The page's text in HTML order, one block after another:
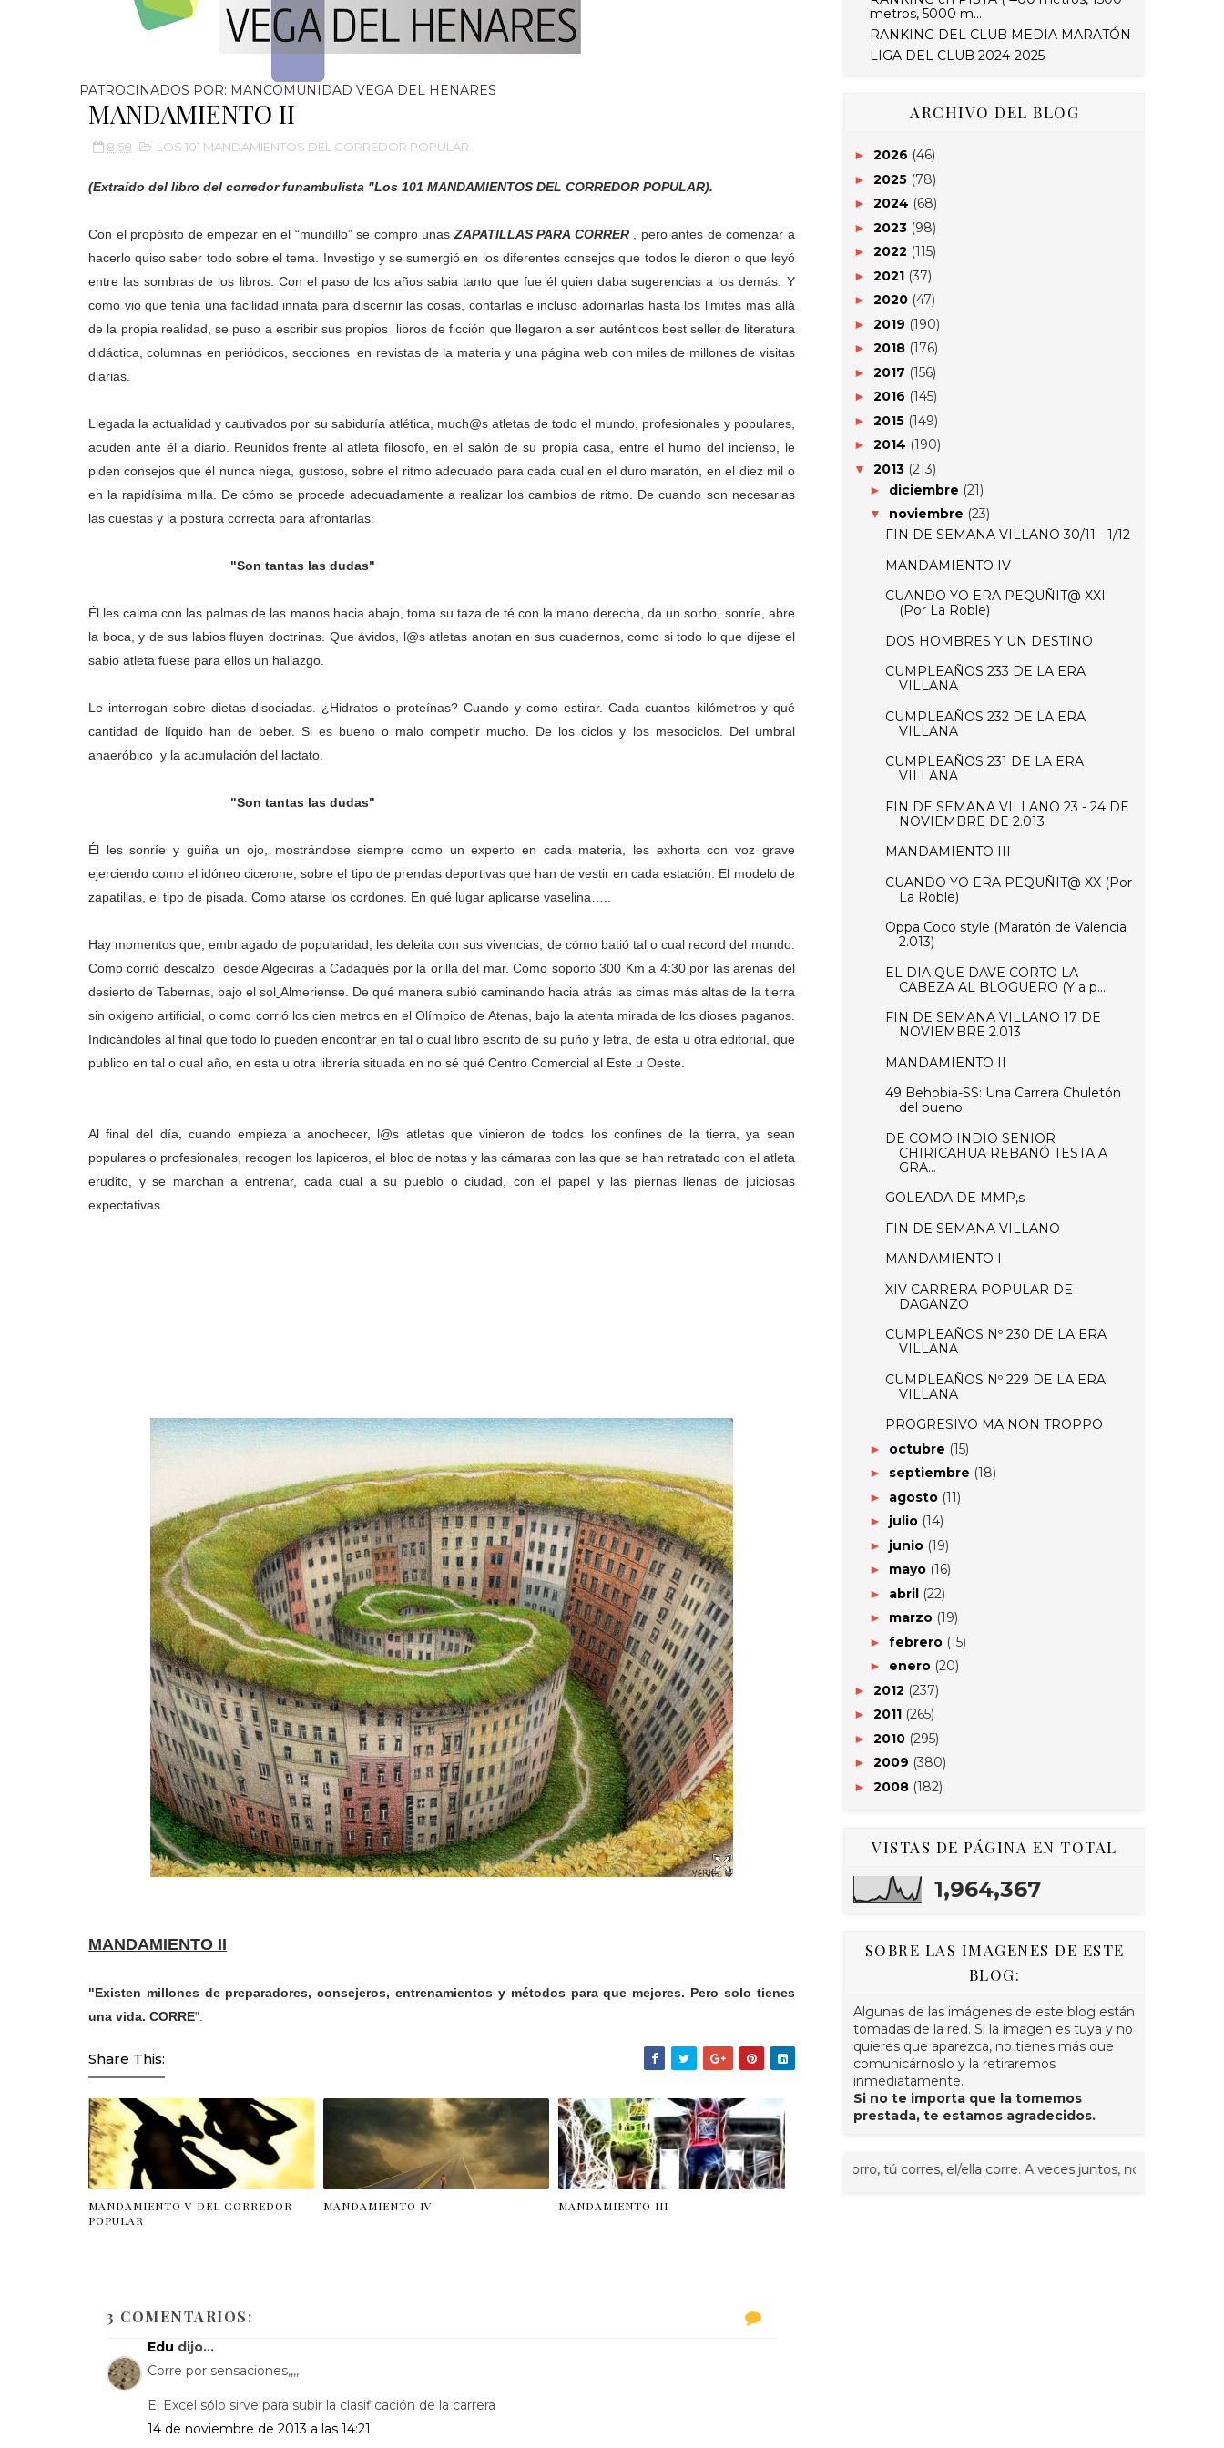
PATROCINADOS POR: MANCOMUNIDAD VEGA DEL HENARES
MANDAMIENTO II
8:58 LOS 101 MANDAMIENTOS DEL CORREDOR POPULAR
(Extraído del libro del corredor funambulista "Los 101 MANDAMIENTOS DEL CORREDOR POPULAR).
Con el propósito de empezar en el “mundillo” se compro unas ZAPATILLAS PARA CORRER, pero antes de comenzar a
hacerlo quiso saber todo sobre el tema. Investigo y se sumergió en los diferentes consejos que todos le dieron o que leyó
entre las sombras de los libros. Con el paso de los años sabia tanto que fue él quien daba sugerencias a los demás. Y
como vio que tenía una facilidad innata para discernir las cosas, contarlas e incluso adornarlas hasta los limites más allá
de la propia realidad, se puso a escribir sus propios libros de ficción que llegaron a ser auténticos best seller de literatura
didáctica, columnas en periódicos, secciones en revistas de la materia y una página web con miles de millones de visitas
diarias.
Llegada la actualidad y cautivados por su sabiduría atlética, much@s atletas de todo el mundo, profesionales y populares,
acuden ante él a diario. Reunidos frente al atleta filosofo, en el salón de su propia casa, entre el humo del incienso, le
piden consejos que él nunca niega, gustoso, sobre el ritmo adecuado para cada cual en el duro maratón, en el diez mil o
en la rapidísima milla. De cómo se procede adecuadamente a realizar los cambios de ritmo. De cuando son necesarias
las cuestas y la postura correcta para afrontarlas.
"Son tantas las dudas"
Él les calma con las palmas de las manos hacia abajo, toma su taza de té con la mano derecha, da un sorbo, sonríe, abre
la boca, y de sus labios fluyen doctrinas. Que ávidos, l@s atletas anotan en sus cuadernos, como si todo lo que dijese el
sabio atleta fuese para ellos un hallazgo.
Le interrogan sobre dietas disociadas. ¿Hidratos o proteínas? Cuando y como estirar. Cada cuantos kilómetros y qué
cantidad de líquido han de beber. Si es bueno o malo competir mucho. De los ciclos y los mesociclos. Del umbral
anaeróbico y la acumulación del lactato.
"Son tantas las dudas"
Él les sonríe y guiña un ojo, mostrándose siempre como un experto en cada materia, les exhorta con voz grave
ejerciendo como el idóneo cicerone, sobre el tipo de prendas deportivas que han de vestir en cada estación. El modelo de
zapatillas, el tipo de pisada. Como atarse los cordones. En qué lugar aplicarse vaselina…..
Hay momentos que, embriagado de popularidad, les deleita con sus vivencias, de cómo batió tal o cual record del mundo.
Como corrió descalzo desde Algeciras a Cadaqués por la orilla del mar. Como soporto 300 Km a 4:30 por las arenas del
desierto de Tabernas, bajo el sol Almeriense. De qué manera subió caminando hacia atrás las cimas más altas de la tierra
sin oxigeno artificial o como corrió los cien metros en el Olímpico de Atenas, bajo la atenta mirada de los dioses paganos.
Indicándoles al final que todo lo pueden encontrar en tal o cual libro escrito de su puño y letra, de esta u otra editorial, que
publico en tal o cual año, en esta u otra librería situada en no sé qué Centro Comercial al Este u Oeste.
Al final del día, cuando empieza a anochecer, l@s atletas que vinieron de todos los confines de la tierra, ya sean
populares o profesionales, recogen los lapiceros, el bloc de notas y las cámaras con las que se han retratado con el atleta
erudito, y se marchan a entrenar, cada cual a su pueblo o ciudad, con el papel y las piernas llenas de juiciosas
expectativas.
MANDAMIENTO II
"Existen millones de preparadores, consejeros, entrenamientos y métodos para que mejores. Pero solo tienes
una vida. CORRE".
Share This:
MANDAMIENTO V DEL CORREDOR
POPULAR
MANDAMIENTO IV MANDAMIENTO III
3 COMENTARIOS:
Edu dijo...
Corre por sensaciones,,,,
El Excel sólo sirve para subir la clasificación de la carrera
14 de noviembre de 2013 a las 14:21
metros, 5000 m...
RANKING DEL CLUB MEDIA MARATÓN
LIGA DEL CLUB 2024-2025
ARCHIVO DEL BLOG
► 2026 (46)
► 2025 (78)
► 2024 (68)
► 2023 (98)
► 2022 (115)
► 2021 (37)
► 2020 (47)
► 2019 (190)
► 2018 (176)
► 2017 (156)
► 2016 (145)
► 2015 (149)
► 2014 (190)
▼ 2013 (213)
► diciembre (21)
▼ noviembre (23)
FIN DE SEMANA VILLANO 30/11 - 1/12
MANDAMIENTO IV
CUANDO YO ERA PEQUÑIT@ XXI
(Por La Roble)
DOS HOMBRES Y UN DESTINO
CUMPLEAÑOS 233 DE LA ERA
VILLANA
CUMPLEAÑOS 232 DE LA ERA
VILLANA
CUMPLEAÑOS 231 DE LA ERA
VILLANA
FIN DE SEMANA VILLANO 23 - 24 DE
NOVIEMBRE DE 2.013
MANDAMIENTO III
CUANDO YO ERA PEQUÑIT@ XX (Por
La Roble)
Oppa Coco style (Maratón de Valencia
2.013)
EL DIA QUE DAVE CORTO LA
CABEZA AL BLOGUERO (Y a p...
FIN DE SEMANA VILLANO 17 DE
NOVIEMBRE 2.013
MANDAMIENTO II
49 Behobia-SS: Una Carrera Chuletón
del bueno.
DE COMO INDIO SENIOR
CHIRICAHUA REBANÓ TESTA A
GRA...
GOLEADA DE MMP,s
FIN DE SEMANA VILLANO
MANDAMIENTO I
XIV CARRERA POPULAR DE
DAGANZO
CUMPLEAÑOS Nº 230 DE LA ERA
VILLANA
CUMPLEAÑOS Nº 229 DE LA ERA
VILLANA
PROGRESIVO MA NON TROPPO
► octubre (15)
► septiembre (18)
► agosto (11)
► julio (14)
► junio (19)
► mayo (16)
► abril (22)
► marzo (19)
► febrero (15)
► enero (20)
► 2012 (237)
► 2011 (265)
► 2010 (295)
► 2009 (380)
► 2008 (182)
VISTAS DE PÁGINA EN TOTAL
1,964,367
SOBRE LAS IMAGENES DE ESTE
BLOG:
Algunas de las imágenes de este blog están
tomadas de la red. Si la imagen es tuya y no
quieres que aparezca, no tienes más que
comunicárnoslo y la retiraremos
inmediatamente.
Si no te importa que la tomemos
prestada, te estamos agradecidos.
Tod@s corremos. Yo corro, tú corres, el/ella corre. A veces juntos, nosotr@s corremos,